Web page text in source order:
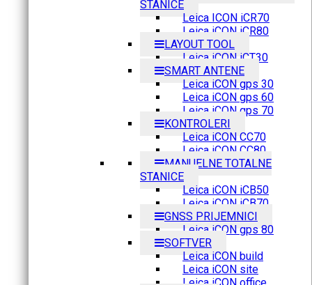
STANICE
Leica ICON iCR70
Leica iCON iCR80
LAYOUT TOOL
Leica iCON iCT30
SMART ANTENE
Leica iCON gps 30
Leica iCON gps 60
Leica iCON gps 70
KONTROLERI
Leica iCON CC70
Leica iCON CC80
MANUELNE TOTALNE
STANICE
Leica iCON iCB50
Leica iCON iCB70
GNSS PRIJEMNICI
Leica iCON gps 80
SOFTVER
Leica iCON build
Leica iCON site